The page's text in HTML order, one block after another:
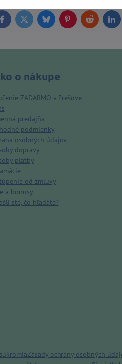
FacebookTwitterBlueskyPinterestReddit
o nákupe
ZADARMO v Prešove
predajňa
podmienky
osobných údajov
dopravy
platby
od zmluvy
a bonusy
ste, čo hľadáte?
Zásady ochrany osobných